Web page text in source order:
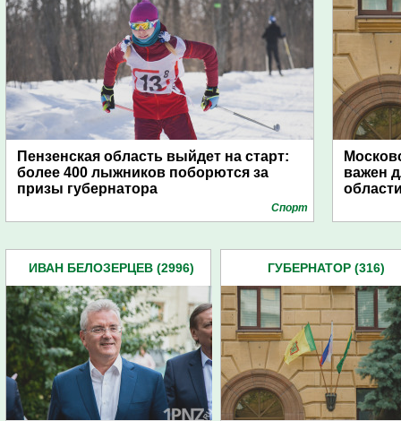
Пензенская область выйдет на старт:
более 400 лыжников поборются за
призы губернатора
Спорт
важен
ИВАН БЕЛОЗЕРЦЕВ (2996) ГУБЕРНАТОР (316)